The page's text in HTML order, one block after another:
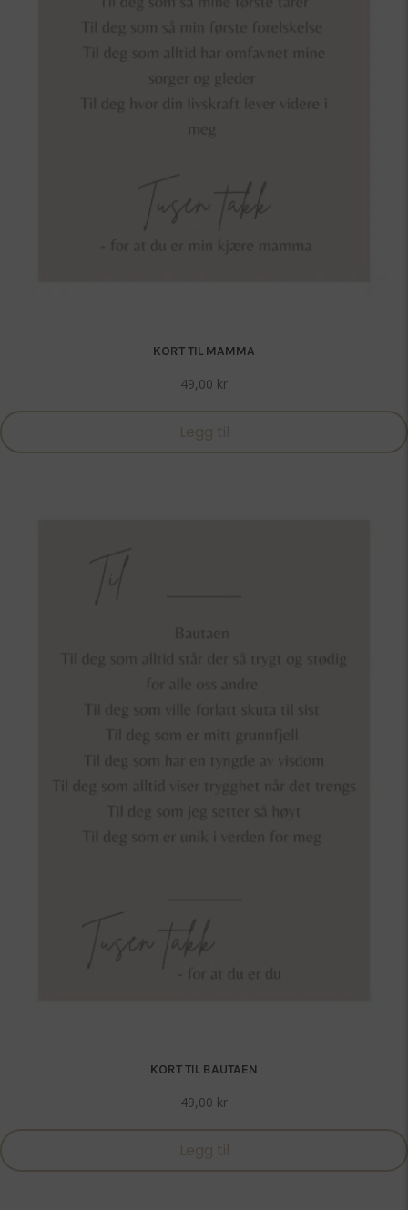
KORT TIL MAMMA
49,00 kr
Legg til
KORT TIL BAUTAEN
49,00 kr
Legg til